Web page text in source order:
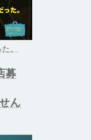
。
募
ん